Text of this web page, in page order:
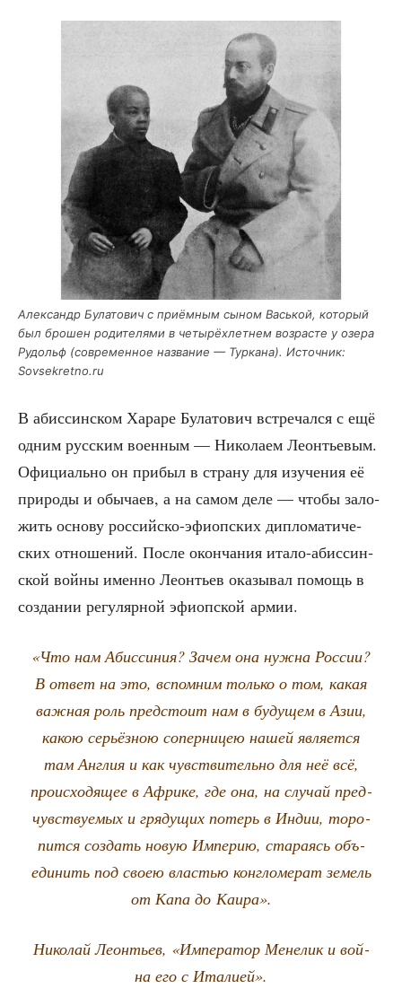
Алек­сандр Була­то­вич с при­ём­ным сыном Вась­кой, кото­рый
был бро­шен роди­те­ля­ми в четы­рёх­лет­нем воз­расте у озе­ра
Рудольф (совре­мен­ное назва­ние — Тур­ка­на). Источ­ник:
Sovsekretno.ru
В абис­син­ском Хара­ре Була­то­вич встре­чал­ся с ещё
одним рус­ским воен­ным — Нико­ла­ем Леон­тье­вым.
Офи­ци­аль­но он при­был в стра­ну для изу­че­ния её
при­ро­ды и обы­ча­ев, а на самом деле — что­бы зало­
жить осно­ву рос­сий­ско-эфи­оп­ских дипло­ма­ти­че­
ских отно­ше­ний. После окон­ча­ния ита­ло-абис­син­
ской вой­ны имен­но Леон­тьев ока­зы­вал помощь в
созда­нии регу­ляр­ной эфи­оп­ской армии.
«Что нам Абис­си­ния? Зачем она нуж­на Рос­сии?
В ответ на это, вспом­ним толь­ко о том, какая
важ­ная роль пред­сто­ит нам в буду­щем в Азии,
какою серьёз­ною сопер­ни­цею нашей явля­ет­ся
там Англия и как чув­стви­тель­но для неё всё,
про­ис­хо­дя­щее в Афри­ке, где она, на слу­чай пред­
чув­ству­е­мых и гря­ду­щих потерь в Индии, торо­
пит­ся создать новую Импе­рию, ста­ра­ясь объ­
еди­нить под сво­ею вла­стью кон­гло­ме­рат земель
от Капа до Каира».
Нико­лай Леон­тьев, «Импе­ра­тор Мене­лик и вой­
на его с Италией».